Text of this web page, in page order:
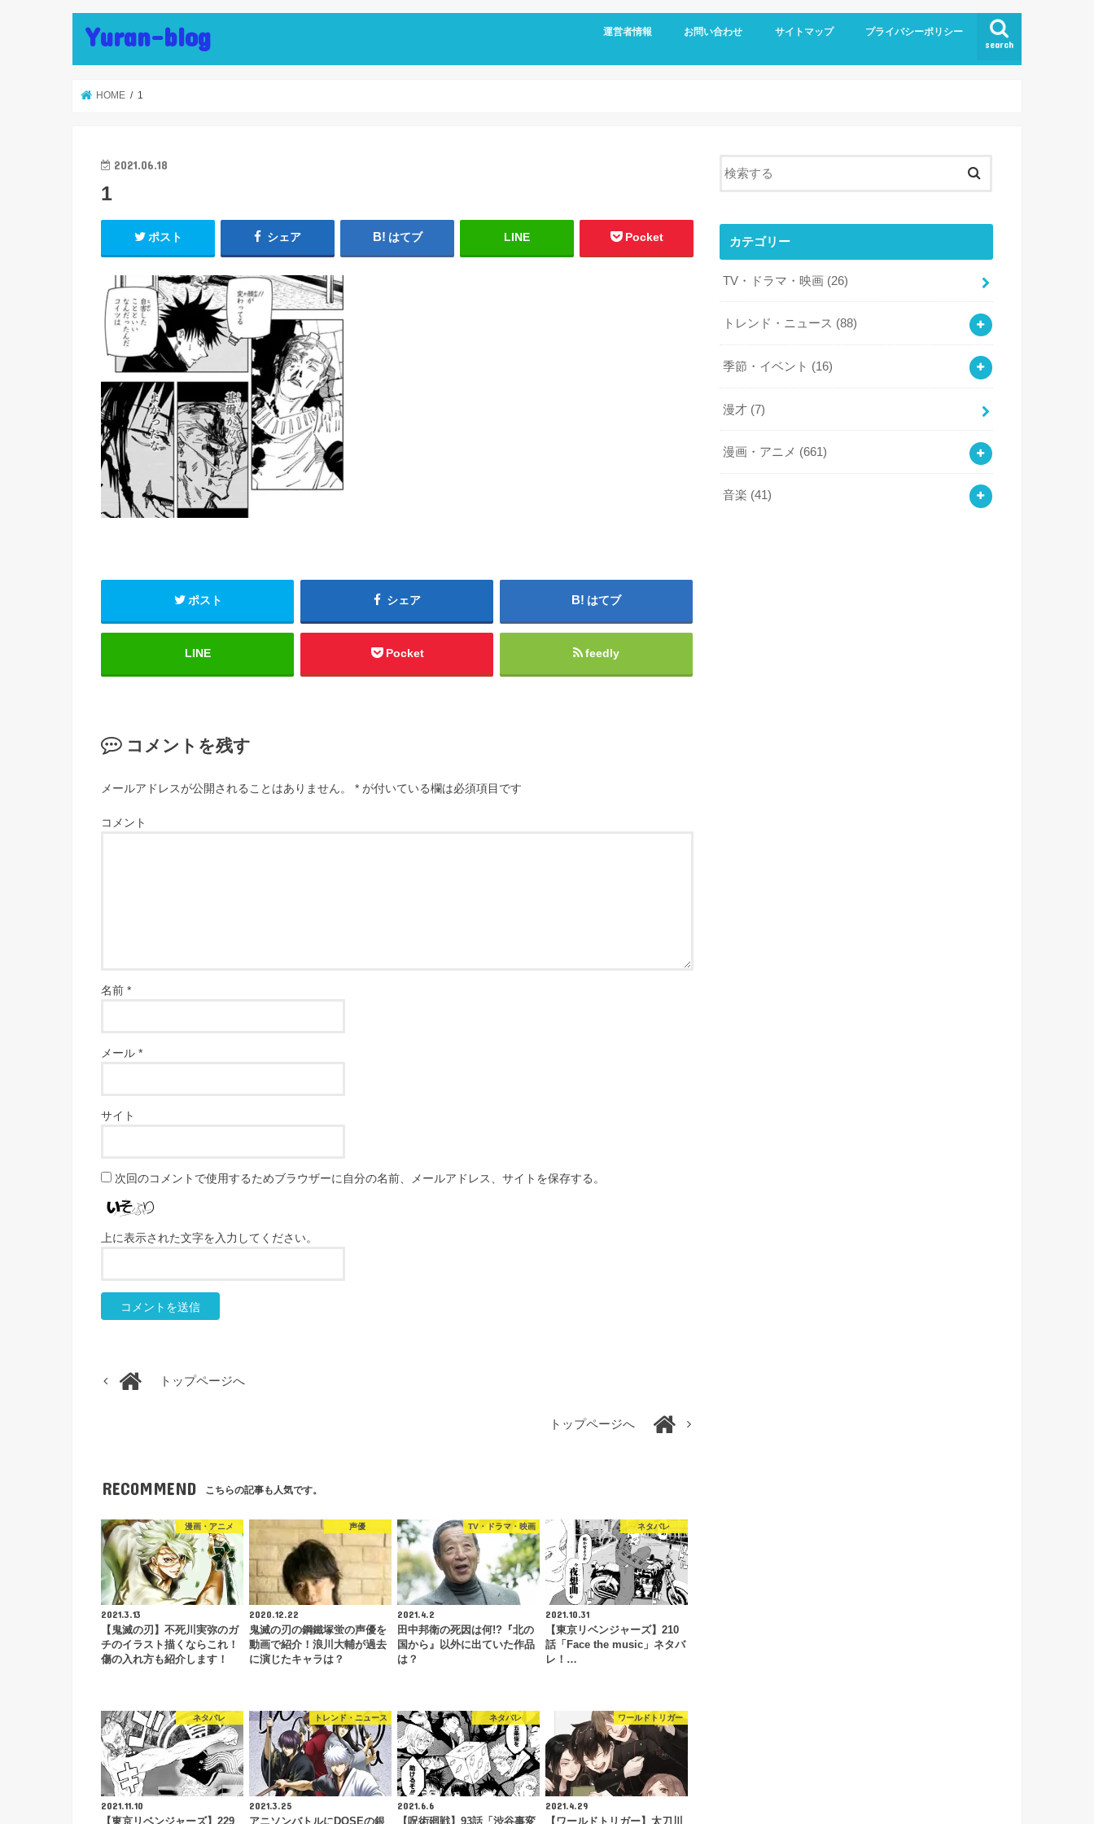
Yuran-blog search
運営者情報 お問い合わせ サイトマップ プライバシーポリシー
HOME 1
2021.06.18
1
ポスト シェア はてブ LINE Pocket
ポスト シェア はてブ
LINE Pocket feedly
コメントを残す
メールアドレスが公開されることはありません。 * が付いている欄は必須項目です
コメント
名前 *
メール *
サイト
次回のコメントで使用するためブラウザーに自分の名前、メールアドレス、サイトを保存する。
上に表示された文字を入力してください。
トップページへ
トップページへ
RECOMMEND こちらの記事も人気です。
漫画・アニメ
2021.3.13
【鬼滅の刃】不死川実弥のガ
チのイラスト描くならこれ！
傷の入れ方も紹介します！
声優
2020.12.22
鬼滅の刃の鋼鐵塚蛍の声優を
動画で紹介！浪川大輔が過去
に演じたキャラは？
TV・ドラマ・映画
2021.4.2
田中邦衛の死因は何!?『北の
国から』以外に出ていた作品
は？
ネタバレ
2021.10.31
【東京リベンジャーズ】210
話「Face the music」ネタバ
レ！…
ネタバレ
2021.11.10
トレンド・ニュース
2021.3.25
ネタバレ
2021.6.6
ワールドトリガー
2021.4.29
カテゴリー
TV・ドラマ・映画 (26)
トレンド・ニュース (88)
季節・イベント (16)
漫才 (7)
漫画・アニメ (661)
音楽 (41)